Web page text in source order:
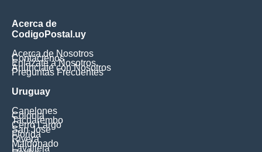
Acerca de
CodigoPostal.uy
Acerca de Nosotros
Contáctenos
Enlázate a Nosotros
Anúnciate con Nosotros
Preguntas Frecuentes
Uruguay
Canelones
Colonia
Tacuarembo
Cerro Largo
San Jose
Florida
Rivera
Maldonado
Lavalleja